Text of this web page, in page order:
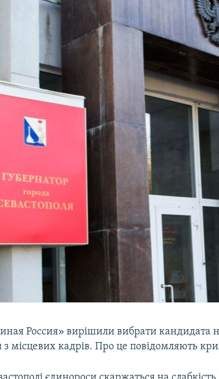
Россия» вирішили вибрати кандидата
з місцевих кадрів. Про це повідомляють